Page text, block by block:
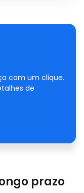
com um clique.
de
prazo